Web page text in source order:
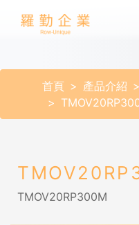
首頁 產品介紹
TMOV20RP300M